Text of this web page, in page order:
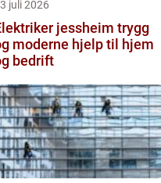
juli 2026
jessheim trygg
moderne hjelp til hjem
bedrift